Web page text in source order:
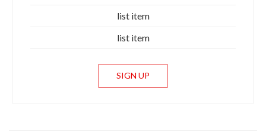
list item
list item
SIGN UP